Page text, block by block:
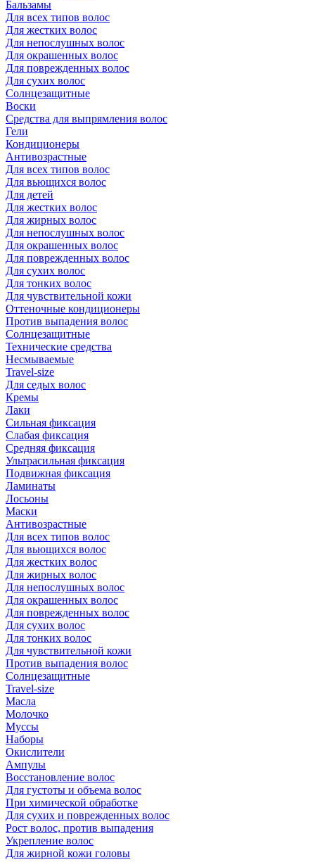
Бальзамы
Для всех типов волос
Для жестких волос
Для непослушных волос
Для окрашенных волос
Для поврежденных волос
Для сухих волос
Солнцезащитные
Воски
Средства для выпрямления волос
Гели
Кондиционеры
Антивозрастные
Для всех типов волос
Для вьющихся волос
Для детей
Для жестких волос
Для жирных волос
Для непослушных волос
Для окрашенных волос
Для поврежденных волос
Для сухих волос
Для тонких волос
Для чувствительной кожи
Оттеночные кондиционеры
Против выпадения волос
Солнцезащитные
Технические средства
Несмываемые
Travel-size
Для седых волос
Кремы
Лаки
Сильная фиксация
Слабая фиксация
Средняя фиксация
Ультрасильная фиксация
Подвижная фиксация
Ламинаты
Лосьоны
Маски
Антивозрастные
Для всех типов волос
Для вьющихся волос
Для жестких волос
Для жирных волос
Для непослушных волос
Для окрашенных волос
Для поврежденных волос
Для сухих волос
Для тонких волос
Для чувствительной кожи
Против выпадения волос
Солнцезащитные
Travel-size
Масла
Молочко
Муссы
Наборы
Окислители
Ампулы
Восстановление волос
Для густоты и объема волос
При химической обработке
Для сухих и поврежденных волос
Рост волос, против выпадения
Укрепление волос
Для жирной кожи головы